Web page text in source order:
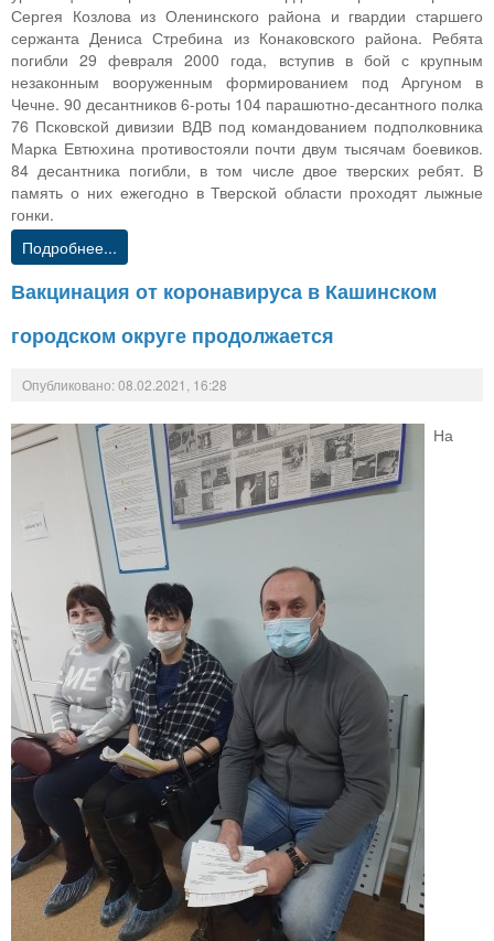
Сергея Козлова из Оленинского района и гвардии старшего
сержанта Дениса Стребина из Конаковского района. Ребята
погибли 29 февраля 2000 года, вступив в бой с крупным
незаконным вооруженным формированием под Аргуном в
Чечне. 90 десантников 6-роты 104 парашютно-десантного полка
76 Псковской дивизии ВДВ под командованием подполковника
Марка Евтюхина противостояли почти двум тысячам боевиков.
84 десантника погибли, в том числе двое тверских ребят. В
память о них ежегодно в Тверской области проходят лыжные
гонки.
Подробнее...
Вакцинация от коронавируса в Кашинском
городском округе продолжается
Опубликовано: 08.02.2021, 16:28
На